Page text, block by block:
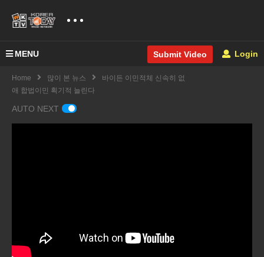
MENU Submit Video Login
Home 많이 본 뉴스
바이든 이민적체 신속히 없
애 합법이민 획기적 늘린다
AUTO NEXT